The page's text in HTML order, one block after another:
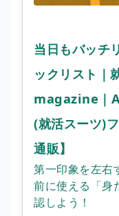
当日もバッチ
ックリスト｜
magazine｜
(就活スーツ)
通販】
第一印象を左右
前に使える「身
認しよう！